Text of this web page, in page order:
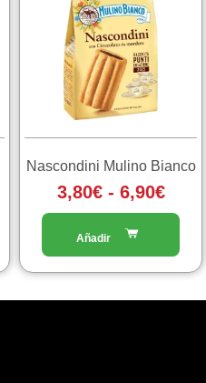
Nascondini Mulino Bianco
3,80€ - 6,90€
varianti.
opzioni
scelte
pagina
prodotto